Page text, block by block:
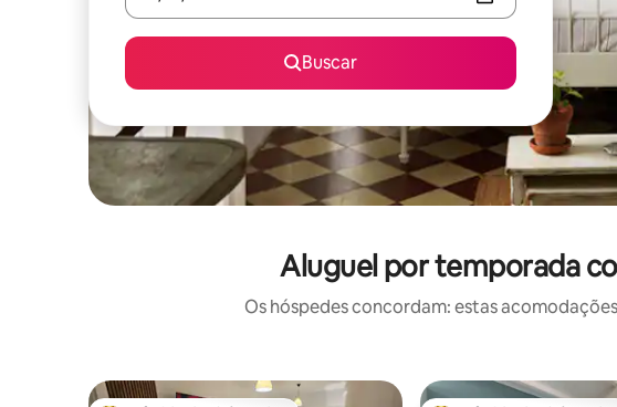
Buscar
Aluguel por temporada
Os hóspedes concordam: estas